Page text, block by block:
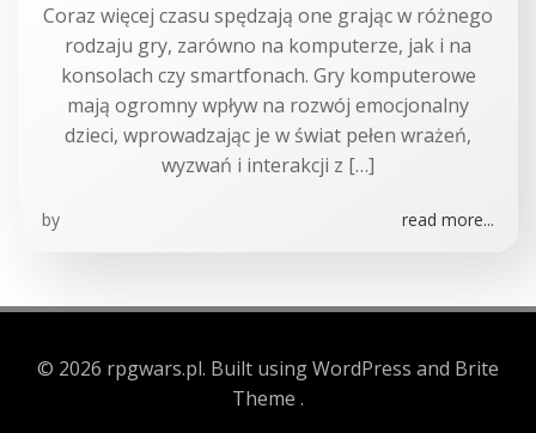
Coraz więcej czasu spędzają one grając w różnego
rodzaju gry, zarówno na komputerze, jak i na
konsolach czy smartfonach. Gry komputerowe
mają ogromny wpływ na rozwój emocjonalny
dzieci, wprowadzając je w świat pełen wrażeń,
wyzwań i interakcji z […]
by read more...
© 2026 rpgwars.pl. Built using WordPress and Brite
Theme .